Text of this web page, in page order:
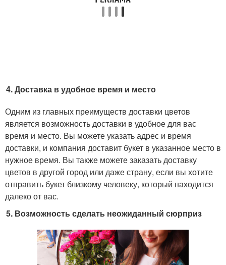
Доставка в удобное время и место
Одним из главных преимуществ доставки цветов
является возможность доставки в удобное для вас
время и место. Вы можете указать адрес и время
доставки, и компания доставит букет в указанное место в
нужное время. Вы также можете заказать доставку
цветов в другой город или даже страну, если вы хотите
отправить букет близкому человеку, который находится
далеко от вас.
Возможность сделать неожиданный сюрприз